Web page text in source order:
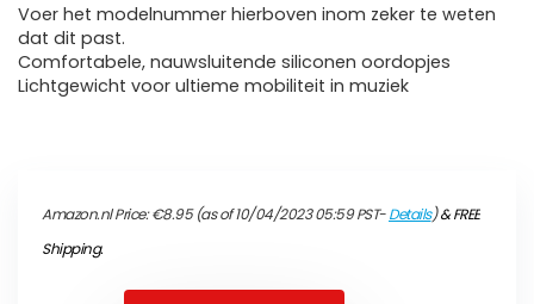
Voer het modelnummer hierboven inom zeker te weten
dat dit past.
Comfortabele, nauwsluitende siliconen oordopjes
Lichtgewicht voor ultieme mobiliteit in muziek
Amazon.nl Price:€8.95(as of 10/04/2023 05:59 PST-Details)&FREE
Shipping.